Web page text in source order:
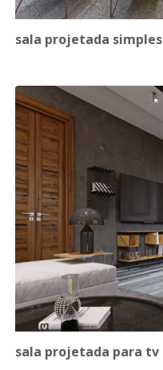
sala projetada simples
sala projetada para tv